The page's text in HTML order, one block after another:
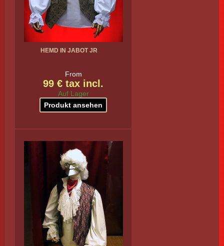
HEMD IN JABOT JR
From
99 € tax incl.
Auf Lager
Produkt ansehen